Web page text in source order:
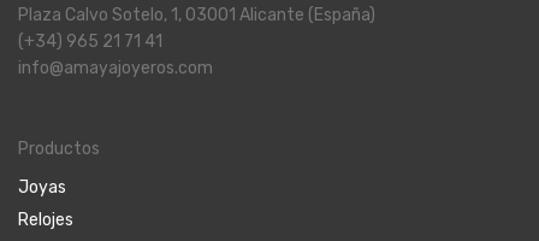
Plaza Calvo Sotelo, 1, 03001 Alicante (España)
(+34) 965 21 71 41
info@amayajoyeros.com
Productos
Joyas
Relojes